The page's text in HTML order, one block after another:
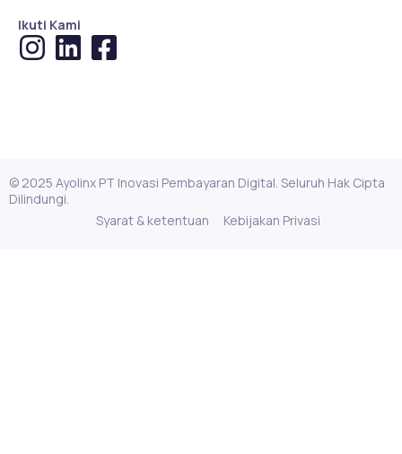
Ikuti Kami
© 2025 Ayolinx PT Inovasi Pembayaran Digital. Seluruh Hak Cipta
Dilindungi.
Syarat & ketentuan
Kebijakan Privasi